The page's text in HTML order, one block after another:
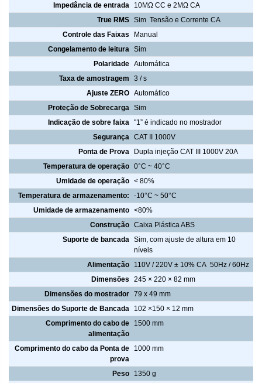
Impedância de entrada
10MΩ CC e 2MΩ CA
True RMS Sim Tensão e Corrente CA
Controle das Faixas
Manual
Congelamento de leitura Sim
Polaridade Automática
Taxa de amostragem
3 / s
Ajuste ZERO Automático
Proteção de Sobrecarga Sim
Indicação de sobre faixa "1” é indicado no mostrador
Segurança CAT II 1000V
Ponta de Prova
Dupla injeção CAT III 1000V 20A
Temperatura de operação 0°C ~ 40°C
Umidade de operação < 80%
Temperatura de armazenamento:
-10°C ~ 50°C
Umidade de armazenamento <80%
Construção Caixa Plástica ABS
Suporte de bancada Sim, com ajuste de altura em 10
níveis
Alimentação
110V / 220V ± 10% CA 50Hz / 60Hz
Dimensões
245 × 220 × 82 mm
Dimensões do mostrador 79 x 49 mm
Dimensões do Suporte de Bancada
102 ×150 × 12 mm
Comprimento do cabo de
alimentação
1500 mm
Comprimento do cabo da Ponta de
prova
1000 mm
Peso 1350 g